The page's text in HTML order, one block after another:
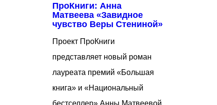
ПроКниги: Анна
Матвеева «Завидное
чувство Веры Стениной»
Проект ПроКниги
представляет новый роман
лауреата премий «Большая
книга» и «Национальный
бестселлер» Анны Матвеевой